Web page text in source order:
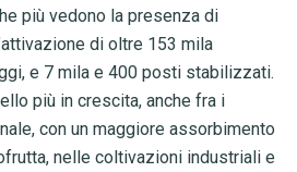
più vedono la presenza di
di oltre 153 mila
e 7 mila e 400 posti stabilizzati.
più in crescita, anche fra i
con un maggiore assorbimento
nelle coltivazioni industriali e